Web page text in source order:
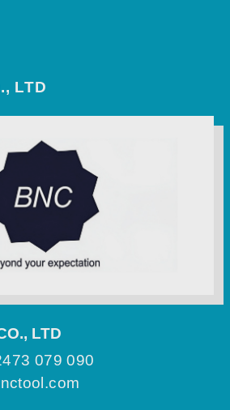
LTD
LTD
079 090